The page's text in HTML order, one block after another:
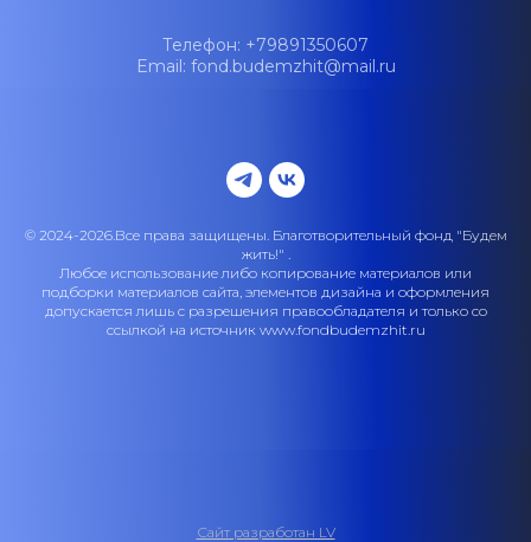
Телефон: +79891350607
Email: fond.budemzhit@mail.ru
© 2024-2026.Все права защищены. Благотворительный фонд "Будем
жить!" .
Любое использование либо копирование материалов или
подборки материалов сайта, элементов дизайна и оформления
допускается лишь с разрешения правообладателя и только со
ссылкой на источник www.fondbudemzhit.ru
Сайт разработан LV